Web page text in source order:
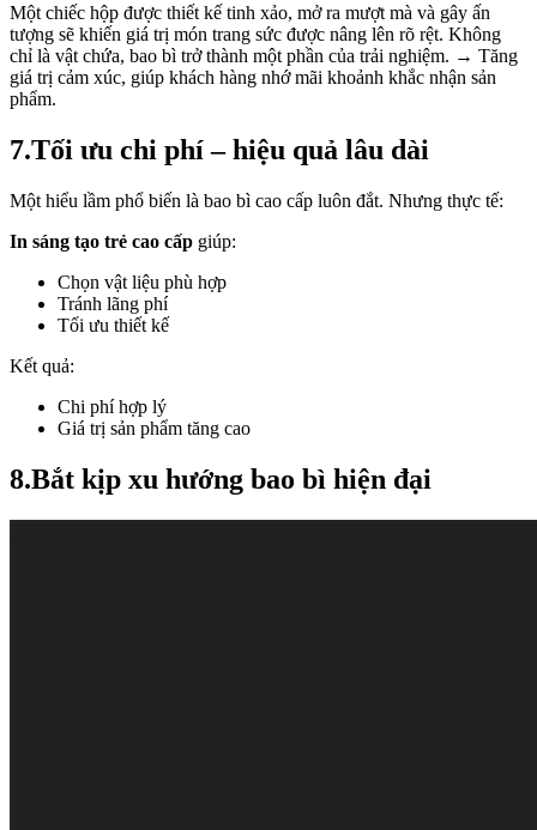
Một chiếc hộp được thiết kế tinh xảo, mở ra mượt mà và gây ấn
tượng sẽ khiến giá trị món trang sức được nâng lên rõ rệt. Không
chỉ là vật chứa, bao bì trở thành một phần của trải nghiệm. → Tăng
giá trị cảm xúc, giúp khách hàng nhớ mãi khoảnh khắc nhận sản
phẩm.
7.Tối ưu chi phí – hiệu quả lâu dài
Một hiểu lầm phổ biến là bao bì cao cấp luôn đắt. Nhưng thực tế:
In sáng tạo trẻ cao cấp giúp:
Chọn vật liệu phù hợp
Tránh lãng phí
Tối ưu thiết kế
Kết quả:
Chi phí hợp lý
Giá trị sản phẩm tăng cao
8.Bắt kịp xu hướng bao bì hiện đại